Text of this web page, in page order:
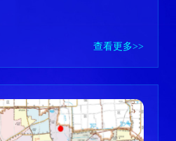
查看更多>>